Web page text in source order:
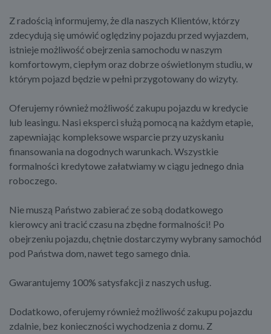
Z radością informujemy, że dla naszych Klientów, którzy
zdecydują się umówić oględziny pojazdu przed wyjazdem,
istnieje możliwość obejrzenia samochodu w naszym
komfortowym, ciepłym oraz dobrze oświetlonym studiu, w
którym pojazd będzie w pełni przygotowany do wizyty.
Oferujemy również możliwość zakupu pojazdu w kredycie
lub leasingu. Nasi eksperci służą pomocą na każdym etapie,
zapewniając kompleksowe wsparcie przy uzyskaniu
finansowania na dogodnych warunkach. Wszystkie
formalności kredytowe załatwiamy w ciągu jednego dnia
roboczego.
Nie muszą Państwo zabierać ze sobą dodatkowego
kierowcy ani tracić czasu na zbędne formalności! Po
obejrzeniu pojazdu, chętnie dostarczymy wybrany samochód
pod Państwa dom, nawet tego samego dnia.
Gwarantujemy 100% satysfakcji z naszych usług.
Dodatkowo, oferujemy również możliwość zakupu pojazdu
zdalnie, bez konieczności wychodzenia z domu. Z